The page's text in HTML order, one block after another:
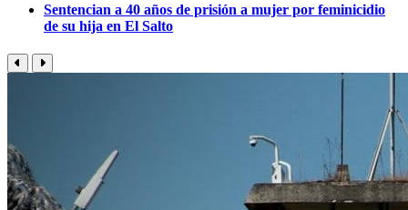
Sentencian a 40 años de prisión a mujer por feminicidio
de su hija en El Salto